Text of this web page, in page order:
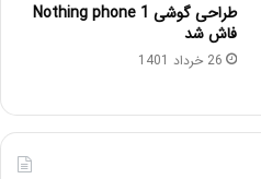
طراحی گوشی Nothing phone 1
فاش شد
26 خرداد 1401